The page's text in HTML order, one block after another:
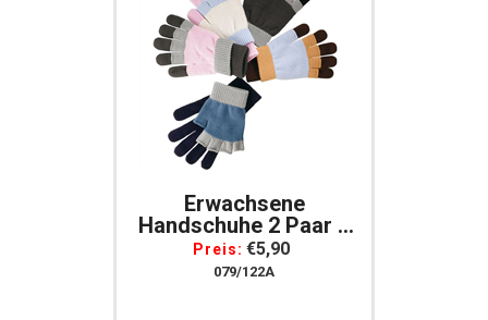
Erwachsene
Handschuhe 2 Paar 1
Paar Fingerlos 1 X Mit
Finger
Preis: €5,90
079/122A